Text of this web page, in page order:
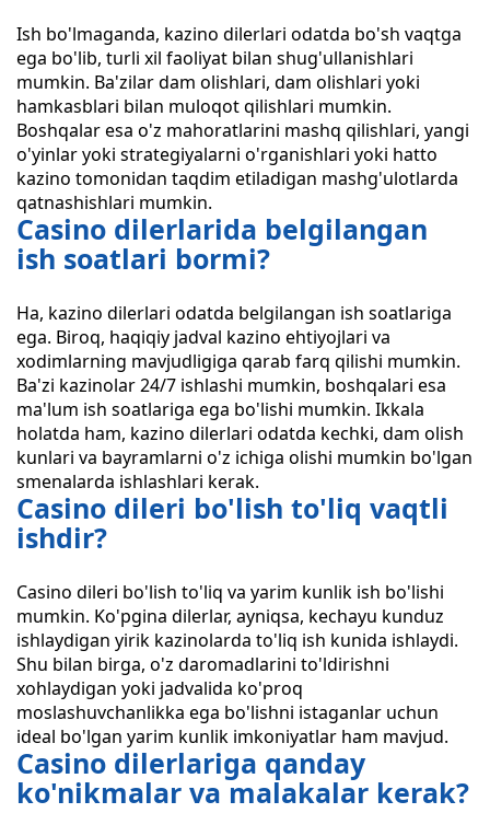
Ish bo'lmaganda, kazino dilerlari odatda bo'sh vaqtga
ega bo'lib, turli xil faoliyat bilan shug'ullanishlari
mumkin. Ba'zilar dam olishlari, dam olishlari yoki
hamkasblari bilan muloqot qilishlari mumkin.
Boshqalar esa o'z mahoratlarini mashq qilishlari, yangi
o'yinlar yoki strategiyalarni o'rganishlari yoki hatto
kazino tomonidan taqdim etiladigan mashg'ulotlarda
qatnashishlari mumkin.
Casino dilerlarida belgilangan
ish soatlari bormi?
Ha, kazino dilerlari odatda belgilangan ish soatlariga
ega. Biroq, haqiqiy jadval kazino ehtiyojlari va
xodimlarning mavjudligiga qarab farq qilishi mumkin.
Ba'zi kazinolar 24/7 ishlashi mumkin, boshqalari esa
ma'lum ish soatlariga ega bo'lishi mumkin. Ikkala
holatda ham, kazino dilerlari odatda kechki, dam olish
kunlari va bayramlarni o'z ichiga olishi mumkin bo'lgan
smenalarda ishlashlari kerak.
Casino dileri bo'lish to'liq vaqtli
ishdir?
Casino dileri bo'lish to'liq va yarim kunlik ish bo'lishi
mumkin. Ko'pgina dilerlar, ayniqsa, kechayu kunduz
ishlaydigan yirik kazinolarda to'liq ish kunida ishlaydi.
Shu bilan birga, o'z daromadlarini to'ldirishni
xohlaydigan yoki jadvalida ko'proq
moslashuvchanlikka ega bo'lishni istaganlar uchun
ideal bo'lgan yarim kunlik imkoniyatlar ham mavjud.
Casino dilerlariga qanday
ko'nikmalar va malakalar kerak?